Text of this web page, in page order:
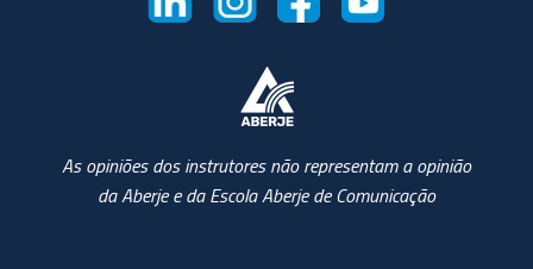
As opiniões dos instrutores não representam a opinião
da Aberje e da Escola Aberje de Comunicação